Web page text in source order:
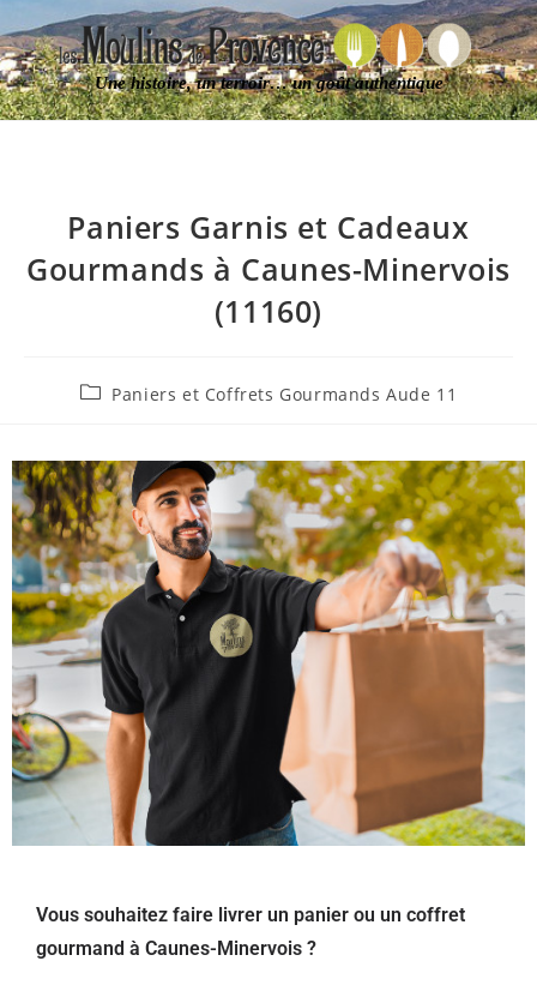
Une histoire, un terroir… un goût authentique
Paniers Garnis et Cadeaux
Gourmands à Caunes-Minervois
(11160)
Paniers et Coffrets Gourmands Aude 11
Vous souhaitez faire livrer un panier ou un coffret
gourmand à Caunes-Minervois ?